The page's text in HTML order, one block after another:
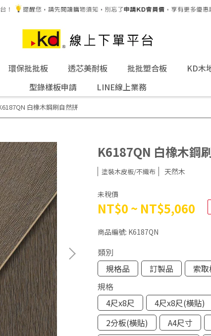
環保批批板 透芯美耐板 批批塑合板 KD木
型錄樣板申請
LINE線上業務
白橡木鋼刷自然拼
K6187QN 白橡木鋼
塗裝木皮板/不織布 天然木
未稅價
NT$0 ~ NT$5,060
商品編號: K6187QN
類別
規格品
訂製品 索
規格
4尺x8尺
4尺x8尺(橫貼)
2分板(橫貼)
A4尺寸